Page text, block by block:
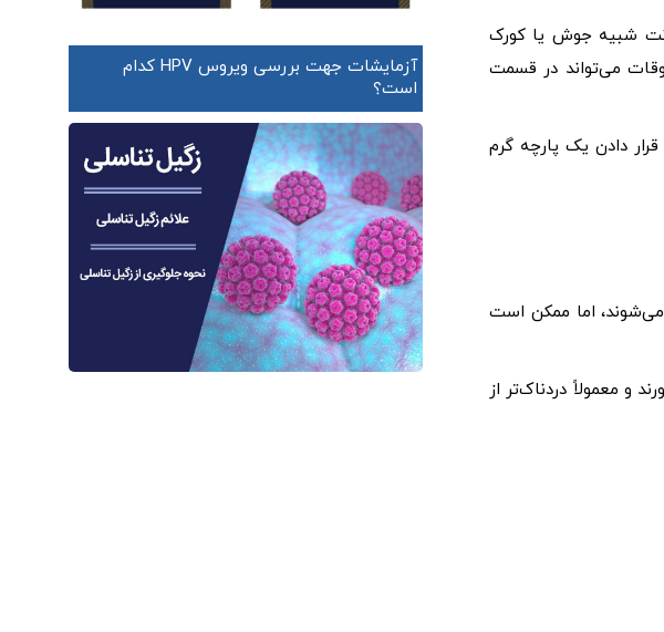
شبیه جوش یا کورک
می‌تواند در قسمت
دادن یک پارچه گرم
اما ممکن است
و معمولاً دردناک‌تر از
آزمایشات جهت بررسی ویروس HPV کدام
است؟